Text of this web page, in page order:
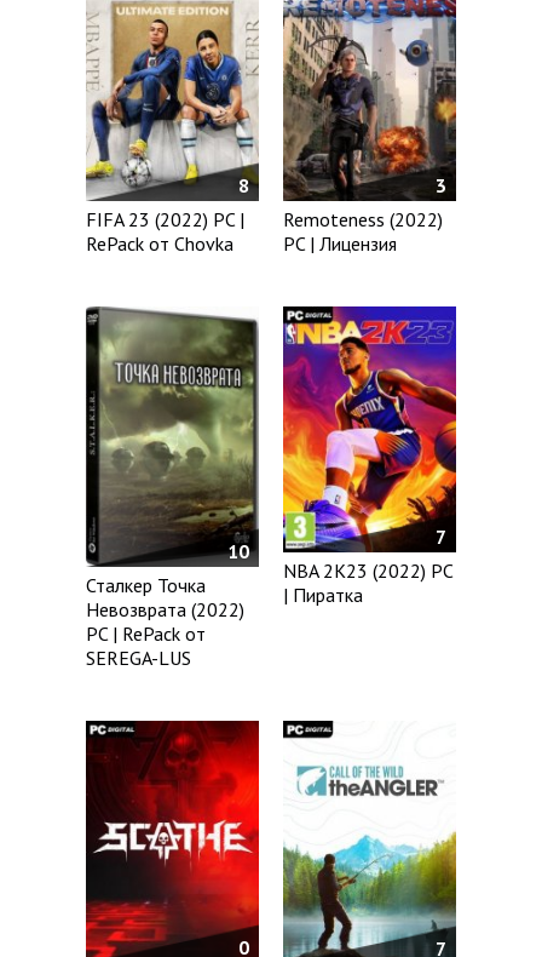
8
FIFA 23 (2022) PC |
RePack от Chovka
3
Remoteness (2022)
PC | Лицензия
10
Сталкер Точка
Невозврата (2022)
PC | RePack от
SEREGA-LUS
7
NBA 2K23 (2022) PC
| Пиратка
0
7